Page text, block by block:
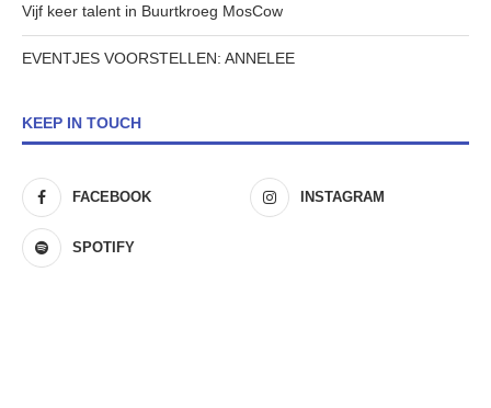
Vijf keer talent in Buurtkroeg MosCow
EVENTJES VOORSTELLEN: ANNELEE
KEEP IN TOUCH
FACEBOOK INSTAGRAM
SPOTIFY